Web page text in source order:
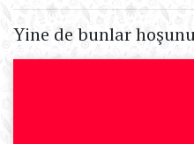
Yine de bunlar